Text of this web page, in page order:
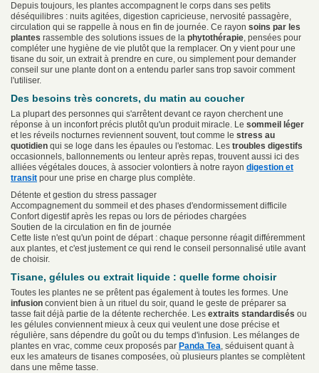
Depuis toujours, les plantes accompagnent le corps dans ses petits
déséquilibres : nuits agitées, digestion capricieuse, nervosité passagère,
circulation qui se rappelle à nous en fin de journée. Ce rayon soins par les
plantes rassemble des solutions issues de la phytothérapie, pensées pour
compléter une hygiène de vie plutôt que la remplacer. On y vient pour une
tisane du soir, un extrait à prendre en cure, ou simplement pour demander
conseil sur une plante dont on a entendu parler sans trop savoir comment
l'utiliser.
Des besoins très concrets, du matin au coucher
La plupart des personnes qui s'arrêtent devant ce rayon cherchent une
réponse à un inconfort précis plutôt qu'un produit miracle. Le sommeil léger
et les réveils nocturnes reviennent souvent, tout comme le stress au
quotidien qui se loge dans les épaules ou l'estomac. Les troubles digestifs
occasionnels, ballonnements ou lenteur après repas, trouvent aussi ici des
alliées végétales douces, à associer volontiers à notre rayon digestion et
transit pour une prise en charge plus complète.
Détente et gestion du stress passager
Accompagnement du sommeil et des phases d'endormissement difficile
Confort digestif après les repas ou lors de périodes chargées
Soutien de la circulation en fin de journée
Cette liste n'est qu'un point de départ : chaque personne réagit différemment
aux plantes, et c'est justement ce qui rend le conseil personnalisé utile avant
de choisir.
Tisane, gélules ou extrait liquide : quelle forme choisir
Toutes les plantes ne se prêtent pas également à toutes les formes. Une
infusion convient bien à un rituel du soir, quand le geste de préparer sa
tasse fait déjà partie de la détente recherchée. Les extraits standardisés ou
les gélules conviennent mieux à ceux qui veulent une dose précise et
régulière, sans dépendre du goût ou du temps d'infusion. Les mélanges de
plantes en vrac, comme ceux proposés par Panda Tea, séduisent quant à
eux les amateurs de tisanes composées, où plusieurs plantes se complètent
dans une même tasse.